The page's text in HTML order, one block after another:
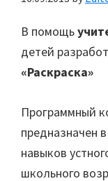
В помощь
детей
«Раскраска»
Программный
предназначен
навыков
школьного